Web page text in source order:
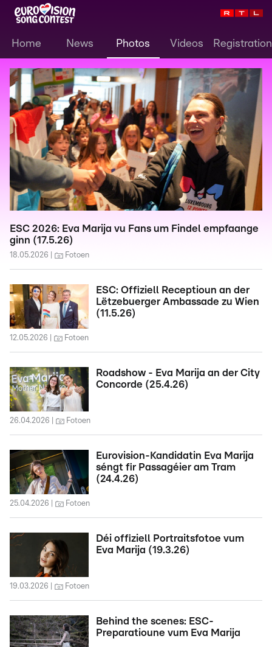
Home News Photos Videos Registration
ESC 2026: Eva Marija vu Fans um Findel empfaange
ginn (17.5.26)
18.05.2026 Fotoen
ESC: Offiziell Receptioun an der
Lëtzebuerger Ambassade zu Wien
(11.5.26)
12.05.2026 Fotoen
Roadshow - Eva Marija an der City
Concorde (25.4.26)
26.04.2026 Fotoen
Eurovision-Kandidatin Eva Marija
séngt fir Passagéier am Tram
(24.4.26)
25.04.2026 Fotoen
Déi offiziell Portraitsfotoe vum
Eva Marija (19.3.26)
19.03.2026 Fotoen
Behind the scenes: ESC-
Preparatioune vum Eva Marija